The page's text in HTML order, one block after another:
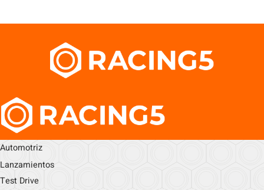
Automotriz
Lanzamientos
Test Drive